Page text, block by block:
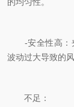
-安全性高：夹
波动过大导致的风
不足：